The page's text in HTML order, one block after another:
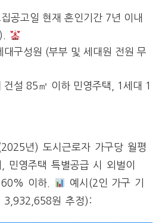
공고일 현재 혼인기간 7년 이내
대구성원 (부부 및 세대원 전원 무
건설 85㎡ 이하 민영주택, 1세대 1
년) 도시근로자 가구당 월평
민영주택 특별공급 시 외벌이
이하.
예시(2인 가구 기
원 추정):